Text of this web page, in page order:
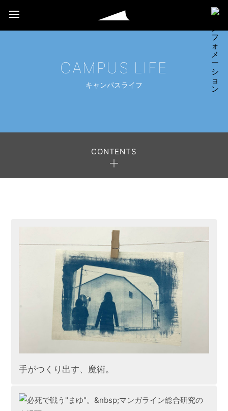
CAMPUS LIFE
キャンパスライフ
CONTENTS
さまざまな取り組み
キャリアデザイン
手がつくり出す、魔術。